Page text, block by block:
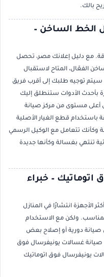
بالك.
الخط الساخن –
مع دليل إعلانك مصر، تحصل
الفعّال، المتاح لاستقبال
سيتم توجيه طلبك إلى أقرب فريق
الأدوات ستنطلق إليك
أعلى مستوى من مركز صيانة
قطع الغيار الأصلية
وكأنك تتعامل مع الوكيل الرسمي
تنتهي بغسالة وكأنها جديدة
– خبراء
الأجهزة انتشارًا في المنازل
ولكن مع الاستخدام
صيانة دورية أو إصلاح بعض
صيانة غسالات يونيفرسال فوق
يونيفرسال فوق اتوماتيك